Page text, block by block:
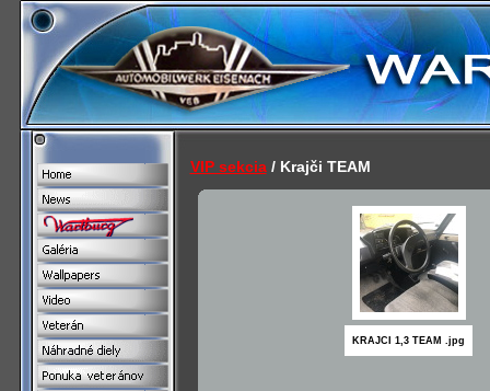
VIP sekcia/ Krajči TEAM